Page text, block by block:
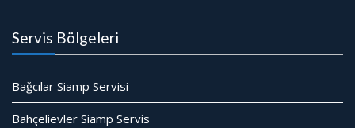
Servis Bölgeleri
Bağcılar Siamp Servisi
Bahçelievler Siamp Servis